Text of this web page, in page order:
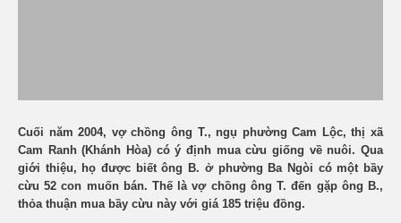
Cuối năm 2004, vợ chồng ông T., ngụ phường Cam Lộc, thị xã
Cam Ranh (Khánh Hòa) có ý định mua cừu giống về nuôi. Qua
giới thiệu, họ được biết ông B. ở phường Ba Ngòi có một bầy
cừu 52 con muốn bán. Thế là vợ chồng ông T. đến gặp ông B.,
thỏa thuận mua bầy cừu này với giá 185 triệu đồng.